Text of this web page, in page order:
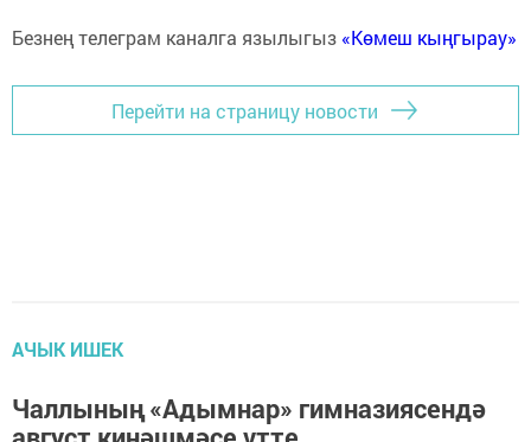
Безнең телеграм каналга язылыгыз «Көмеш кыңгырау»
Перейти на страницу новости
АЧЫК ИШЕК
Чал­лы­ның «А­дым­нар» гим­на­зи­я­сен­дә